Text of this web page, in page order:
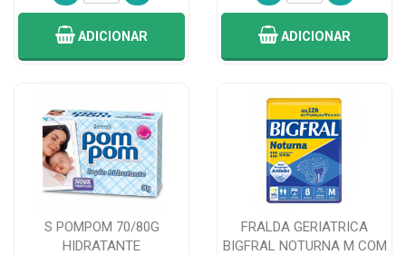
ADICIONAR ADICIONAR
S POMPOM 70/80G
HIDRATANTE
FRALDA GERIATRICA
BIGFRAL NOTURNA M COM